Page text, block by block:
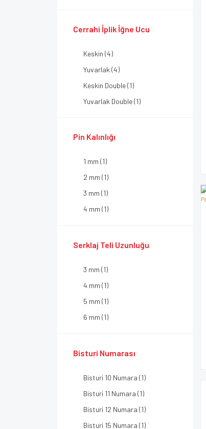
4 / 0 (4)
6 / 0 (4)
7 / 0 (2)
Cerrahi İplik İğne Ucu
Keskin (4)
Yuvarlak (4)
Keskin Double (1)
Yuvarlak Double (1)
Pin Kalınlığı
1 mm (1)
2 mm (1)
3 mm (1)
4 mm (1)
Serklaj Teli Uzunluğu
3 mm (1)
4 mm (1)
5 mm (1)
6 mm (1)
8 mm (1)
Bisturi Numarası
Bisturi 10 Numara (1)
Bisturi 11 Numara (1)
Bisturi 12 Numara (1)
Bisturi 15 Numara (1)